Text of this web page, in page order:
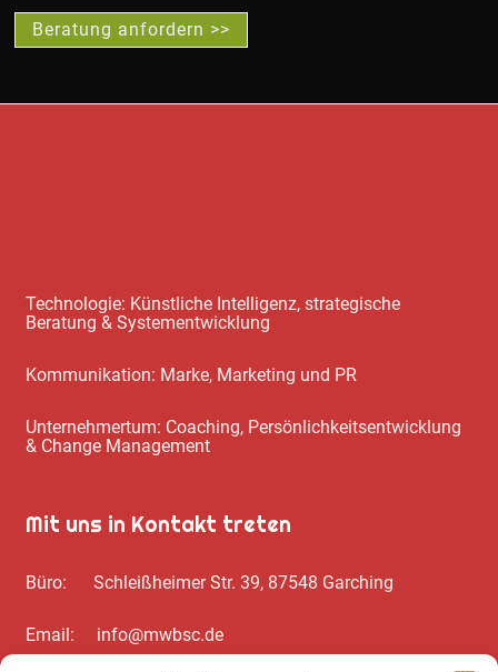
Beratung anfordern >>
Technologie: Künstliche Intelligenz, strategische
Beratung & Systementwicklung
Kommunikation: Marke, Marketing und PR
Unternehmertum: Coaching, Persönlichkeitsentwicklung
& Change Management
Mit uns in Kontakt treten
Büro: Schleißheimer Str. 39, 87548 Garching
Email: info@mwbsc.de